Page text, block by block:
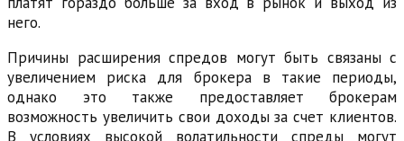
него.
Причины расширения спредов могут быть связаны с
увеличением риска для брокера в такие периоды,
однако это также предоставляет брокерам
возможность увеличить свои доходы за счет клиентов.
В условиях высокой волатильности спреды могут